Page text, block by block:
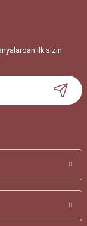
ilk sizin